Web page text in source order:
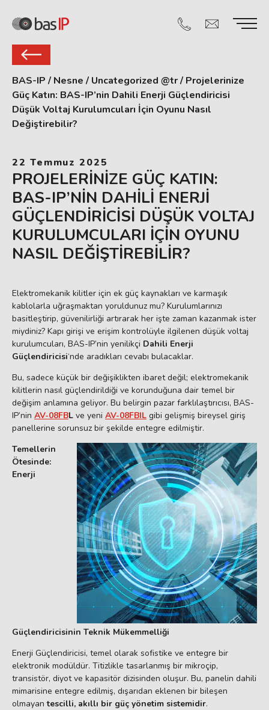
BAS-IP / Nesne / Uncategorized @tr/ Projelerinize
Güç Katın: BAS-IP’nin Dahili Enerji Güçlendiricisi
Düşük Voltaj Kurulumcuları İçin Oyunu Nasıl
Değiştirebilir?
22 Temmuz 2025
PROJELERINIZE GÜÇ KATIN:
BAS-IP’NIN DAHILI ENERJI
GÜÇLENDIRICISI DÜŞÜK VOLTAJ
KURULUMCULARI İÇIN OYUNU
NASIL DEĞIŞTIREBILIR?
Elektromekanik kilitler için ek güç kaynakları ve karmaşık
kablolarla uğraşmaktan yoruldunuz mu? Kurulumlarınızı
basitleştirip, güvenilirliği artırarak her işte zaman kazanmak ister
miydiniz? Kapı girişi ve erişim kontrolüyle ilgilenen düşük voltaj
kurulumcuları, BAS-IP’nin yenilikçi Dahili Enerji
Güçlendiricisi‘nde aradıkları cevabı bulacaklar.
Bu, sadece küçük bir değişiklikten ibaret değil; elektromekanik
kilitlerin nasıl güçlendirildiği ve korunduğuna dair temel bir
değişim anlamına geliyor. Bu belirgin pazar farklılaştırıcısı, BAS-
IP’nin AV-08FBL ve yeni AV-08FBIL gibi gelişmiş bireysel giriş
panellerine sorunsuz bir şekilde entegre edilmiştir.
Temellerin
Ötesinde:
Enerji
Güçlendiricisinin Teknik Mükemmelliği
Enerji Güçlendiricisi, temel olarak sofistike ve entegre bir
elektronik modüldür. Titizlikle tasarlanmış bir mikroçip,
transistör, diyot ve kapasitör dizisinden oluşur. Bu, panelin dahili
mimarisine entegre edilmiş, dışarıdan eklenen bir bileşen
olmayantescilli, akıllı bir güç yönetim sistemidir.